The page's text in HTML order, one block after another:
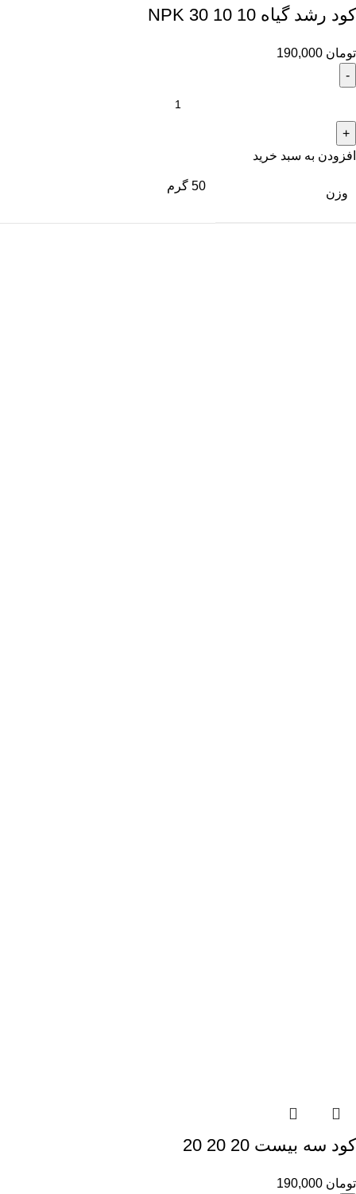
کود رشد گیاه NPK 30 10 10
تومان
افزودن به سبد خرید
وزن
50 گرم
کود سه بیست 20 20 20
تومان